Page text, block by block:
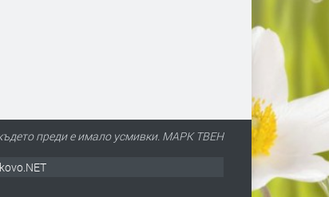
преди е имало усмивки. МАРК ТВЕН